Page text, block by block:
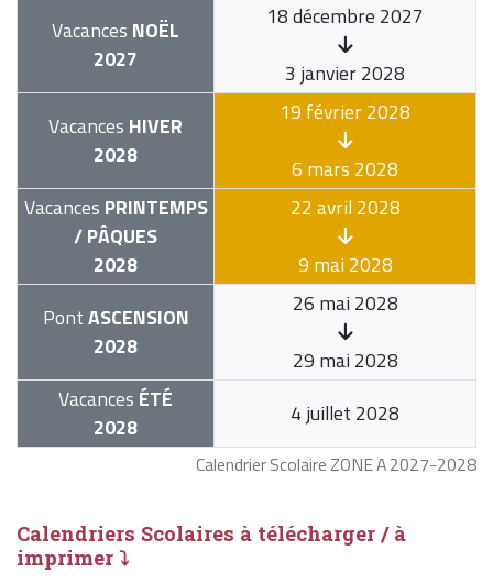
Calendrier Scolaire ZONE A 2027-2028
Vacances NOËL
2027
18 décembre 2027
3 janvier 2028
Vacances HIVER
2028
19 février 2028
6 mars 2028
Vacances PRINTEMPS
/ PÂQUES
2028
22 avril 2028
9 mai 2028
PontASCENSION
2028
26 mai 2028
29 mai 2028
Vacances ÉTÉ
2028
4 juillet 2028
Calendriers Scolaires à télécharger / à
imprimer ⤵